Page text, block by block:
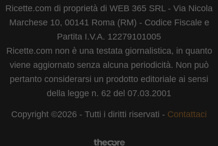
Ricette.com di proprietà di WEB 365 SRL - Via Nicola
Marchese 10, 00141 Roma (RM) - Codice Fiscale e
Partita I.V.A. 12279101005
Ricette.com non è una testata giornalistica, in quanto
viene aggiornato senza alcuna periodicità. Non può
pertanto considerarsi un prodotto editoriale ai sensi
della legge n. 62 del 07.03.2001
Copyright ©2026 - Tutti i diritti riservati - Contattaci